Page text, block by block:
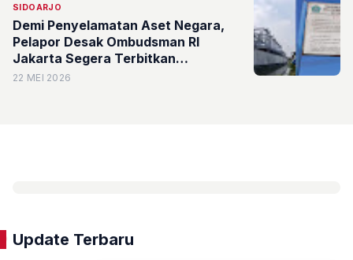
SIDOARJO
Demi Penyelamatan Aset Negara,
Pelapor Desak Ombudsman RI
Jakarta Segera Terbitkan
Rekomendasi Final Kasus Sempadan
22 MEI 2026
Update Terbaru